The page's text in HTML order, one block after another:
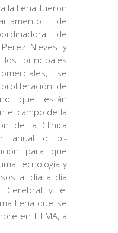
la Feria fueron
de
de
Nieves y
los principales
se
de
que están
el campo de la
de la Clínica
anual o bi-
para que
tecnología y
al día a día
Cerebral y el
Feria que se
en IFEMA, a